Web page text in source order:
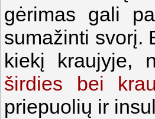
gėrimas gali
sumažinti svorį.
kiekį kraujyje,
širdies bei
priepuolių ir